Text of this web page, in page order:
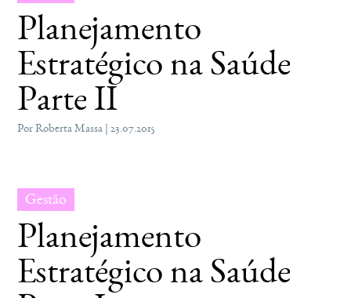
Planejamento
Estratégico na Saúde
Parte II
Por Roberta Massa | 23.07.2015
Gestão
Planejamento
Estratégico na Saúde